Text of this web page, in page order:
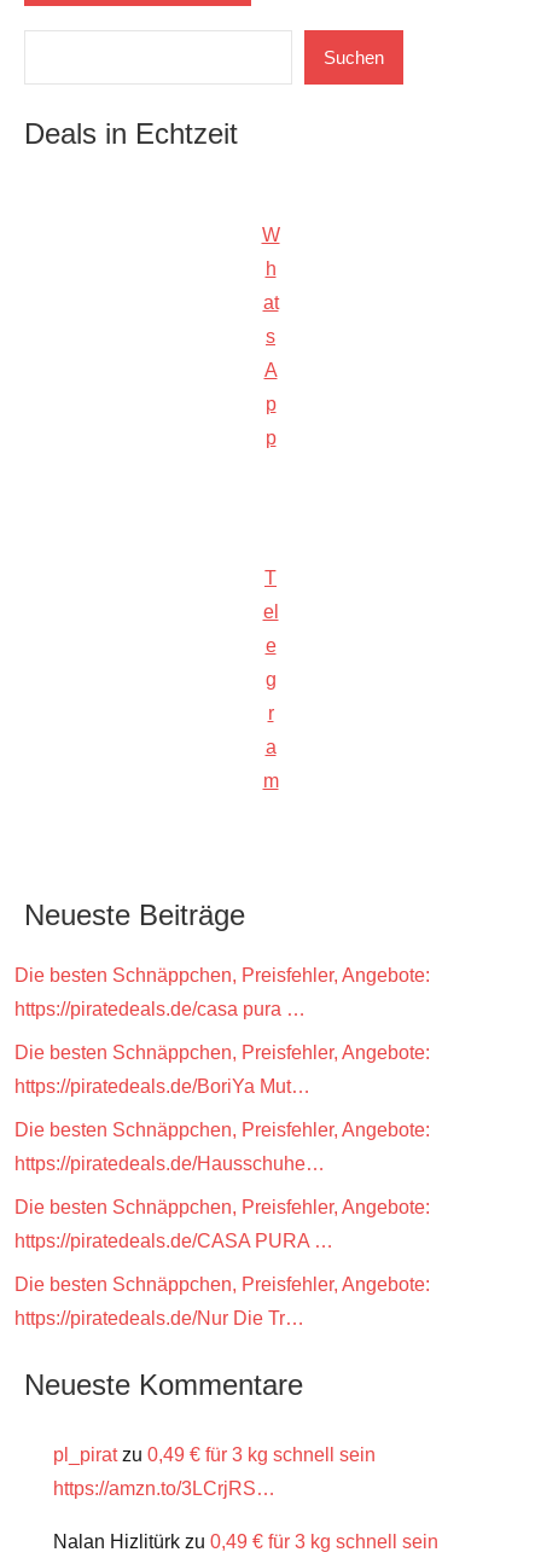
Suchen
Deals in Echtzeit
W
h
at
s
A
p
p
T
el
e
g
r
a
m
Neueste Beiträge
Die besten Schnäppchen, Preisfehler, Angebote:
https://piratedeals.de/casa pura …
Die besten Schnäppchen, Preisfehler, Angebote:
https://piratedeals.de/BoriYa Mut…
Die besten Schnäppchen, Preisfehler, Angebote:
https://piratedeals.de/Hausschuhe…
Die besten Schnäppchen, Preisfehler, Angebote:
https://piratedeals.de/CASA PURA …
Die besten Schnäppchen, Preisfehler, Angebote:
https://piratedeals.de/Nur Die Tr…
Neueste Kommentare
pl_piratzu 0,49 € für 3 kg schnell sein
https://amzn.to/3LCrjRS…
Nalan Hizlitürk zu 0,49 € für 3 kg schnell sein